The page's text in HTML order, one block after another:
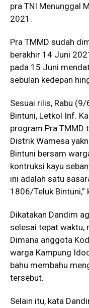
pra TNI Menunggal
2021.
Pra TMMD sudah
berakhir 14 Juni
pada 15 Juni
sebulan kedepan
Sesuai rilis, Rabu
Bintuni, Letkol Inf.
program Pra TMMD
Distrik Wamesa
Bintuni bersam
kontruksi kayu
ini adalah satu
1806/Teluk Bintuni,”
Dikatakan Dandim
selesai tepat waktu,
Dimana anggota
warga Kampung
bahu membahu
tersebut.
Selain itu, kata